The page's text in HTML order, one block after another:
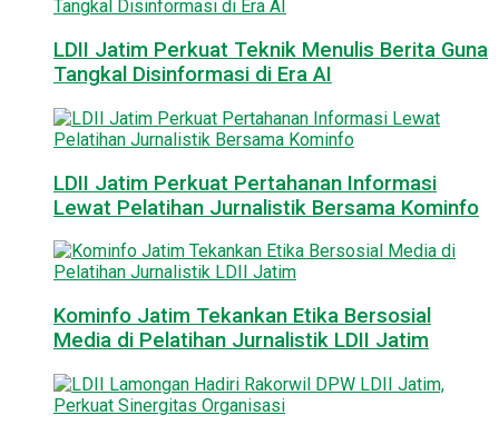
LDII Jatim Perkuat Teknik Menulis Berita Guna
Tangkal Disinformasi di Era AI
LDII Jatim Perkuat Pertahanan Informasi
Lewat Pelatihan Jurnalistik Bersama Kominfo
Kominfo Jatim Tekankan Etika Bersosial
Media di Pelatihan Jurnalistik LDII Jatim